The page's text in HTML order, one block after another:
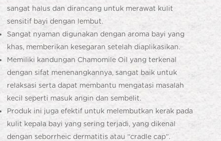
sangat halus dan dirancang untuk merawat kulit
sensitif bayi dengan lembut.
Sangat nyaman digunakan dengan aroma bayi yang
khas, memberikan kesegaran setelah diaplikasikan.
Memiliki kandungan Chamomile Oil yang terkenal
dengan sifat menenangkannya, sangat baik untuk
relaksasi serta dapat membantu mengatasi masalah
kecil seperti masuk angin dan sembelit.
Produk ini juga efektif untuk melembutkan kerak pada
kulit kepala bayi yang sering terjadi, yang dikenal
dengan seborrheic dermatitis atau “cradle cap”.